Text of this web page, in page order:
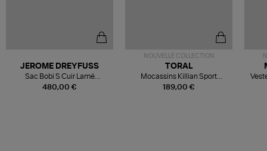
480,00 €
JEROME DREYFUSS
Sac Bobi S Cuir Lamé
Champagne
NOUVELLE COLLECTION
189,00 €
TORAL
Mocassins Killian Sport
Mousse